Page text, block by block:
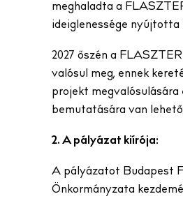
meghaladta a
ideiglenessége nyújtotta
2027 őszén a
valósul meg, ennek
projekt megvalósulására
bemutatására van
2. A pályázat kiírója:
A pályázatot Budapest
Önkormányzata